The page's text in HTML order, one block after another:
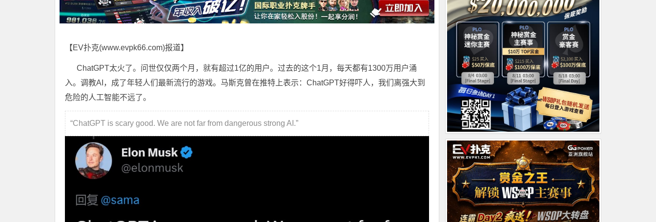
【EV扑克(www.evpk66.com)报道】
ChatGPT太火了。问世仅仅两个月，就有超过1亿的用户。过去的这个1月，每天都有1300万用户涌
入。调教AI，成了年轻人们最新流行的游戏。马斯克曾在推特上表示：ChatGPT好得吓人，我们离强大到
危险的人工智能不远了。
“ChatGPT is scary good. We are not far from dangerous strong AI.”